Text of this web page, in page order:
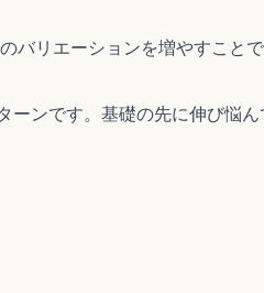
バリエーションを増やすこと
ンです。基礎の先に伸び悩